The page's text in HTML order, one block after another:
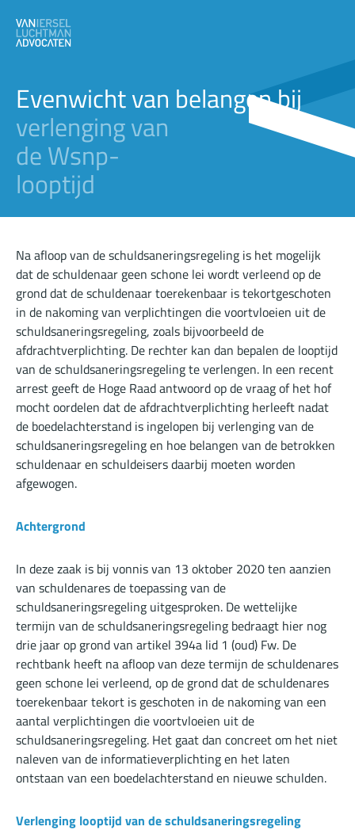
Evenwicht van belangen bij
verlenging van
de Wsnp-
looptijd
Na afloop van de schuldsaneringsregeling is het mogelijk
dat de schuldenaar geen schone lei wordt verleend op de
grond dat de schuldenaar toerekenbaar is tekortgeschoten
in de nakoming van verplichtingen die voortvloeien uit de
schuldsaneringsregeling, zoals bijvoorbeeld de
afdrachtverplichting. De rechter kan dan bepalen de looptijd
van de schuldsaneringsregeling te verlengen. In een recent
arrest geeft de Hoge Raad antwoord op de vraag of het hof
mocht oordelen dat de afdrachtverplichting herleeft nadat
de boedelachterstand is ingelopen bij verlenging van de
schuldsaneringsregeling en hoe belangen van de betrokken
schuldenaar en schuldeisers daarbij moeten worden
afgewogen.
Achtergrond
In deze zaak is bij vonnis van 13 oktober 2020 ten aanzien
van schuldenares de toepassing van de
schuldsaneringsregeling uitgesproken. De wettelijke
termijn van de schuldsaneringsregeling bedraagt hier nog
drie jaar op grond van artikel 394a lid 1 (oud) Fw. De
rechtbank heeft na afloop van deze termijn de schuldenares
geen schone lei verleend, op de grond dat de schuldenares
toerekenbaar tekort is geschoten in de nakoming van een
aantal verplichtingen die voortvloeien uit de
schuldsaneringsregeling. Het gaat dan concreet om het niet
naleven van de informatieverplichting en het laten
ontstaan van een boedelachterstand en nieuwe schulden.
Verlenging looptijd van de schuldsaneringsregeling